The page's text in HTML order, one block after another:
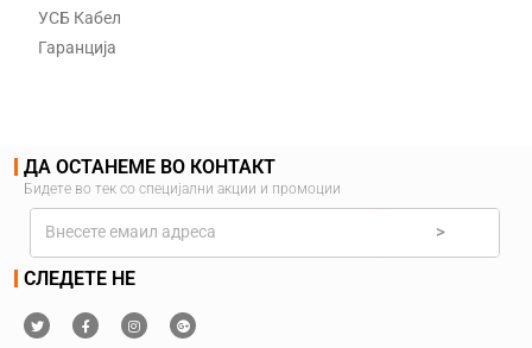
УСБ Кабел
Гаранција
ДА ОСТАНЕМЕ ВО КОНТАКТ
Бидете во тек со специјални акции и промоции
>
СЛЕДЕТЕ НЕ